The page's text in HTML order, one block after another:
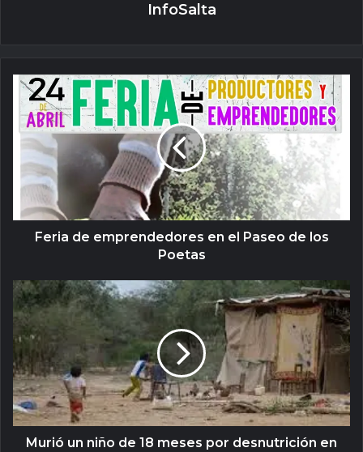
InfoSalta
Feria de emprendedores en el Paseo de los
Poetas
Murió un niño de 18 meses por desnutrición en